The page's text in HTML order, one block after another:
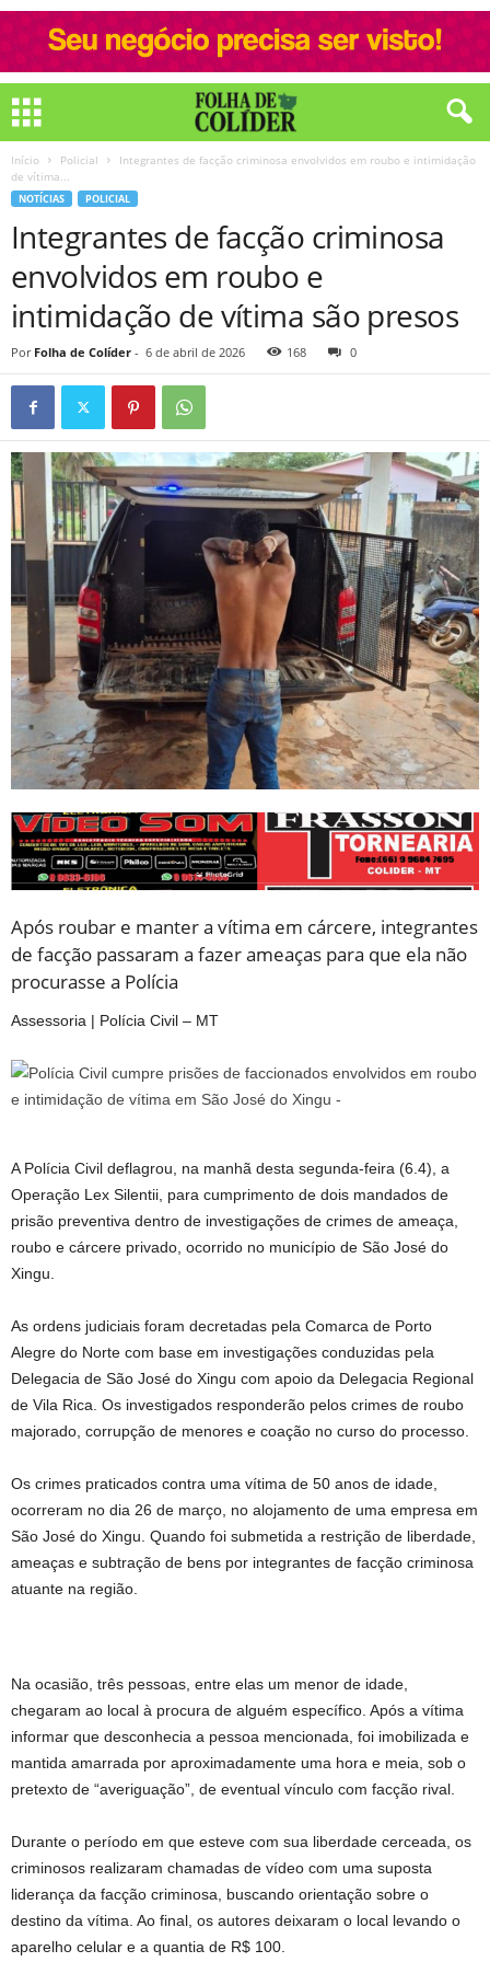
Início Policial
Integrantes de facção criminosa envolvidos em roubo e intimidação
de vítima...
NOTÍCIAS POLICIAL
Integrantes de facção criminosa
envolvidos em roubo e
intimidação de vítima são presos
Por Folha de Colíder - 6 de abril de 2026 168 0
Após roubar e manter a vítima em cárcere, integrantes
de facção passaram a fazer ameaças para que ela não
procurasse a Polícia
Assessoria | Polícia Civil – MT
A Polícia Civil deflagrou, na manhã desta segunda-feira (6.4), a
Operação Lex Silentii, para cumprimento de dois mandados de
prisão preventiva dentro de investigações de crimes de ameaça,
roubo e cárcere privado, ocorrido no município de São José do
Xingu.
As ordens judiciais foram decretadas pela Comarca de Porto
Alegre do Norte com base em investigações conduzidas pela
Delegacia de São José do Xingu com apoio da Delegacia Regional
de Vila Rica. Os investigados responderão pelos crimes de roubo
majorado, corrupção de menores e coação no curso do processo.
Os crimes praticados contra uma vítima de 50 anos de idade,
ocorreram no dia 26 de março, no alojamento de uma empresa em
São José do Xingu. Quando foi submetida a restrição de liberdade,
ameaças e subtração de bens por integrantes de facção criminosa
atuante na região.
Na ocasião, três pessoas, entre elas um menor de idade,
chegaram ao local à procura de alguém específico. Após a vítima
informar que desconhecia a pessoa mencionada, foi imobilizada e
mantida amarrada por aproximadamente uma hora e meia, sob o
pretexto de “averiguação”, de eventual vínculo com facção rival.
Durante o período em que esteve com sua liberdade cerceada, os
criminosos realizaram chamadas de vídeo com uma suposta
liderança da facção criminosa, buscando orientação sobre o
destino da vítima. Ao final, os autores deixaram o local levando o
aparelho celular e a quantia de R$ 100.